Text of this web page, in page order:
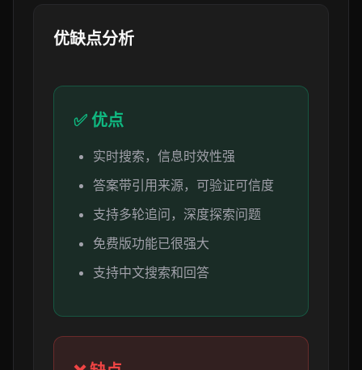
优缺点分析
✅ 优点
实时搜索，信息时效性强
答案带引用来源，可验证可信度
支持多轮追问，深度探索问题
免费版功能已很强大
支持中文搜索和回答